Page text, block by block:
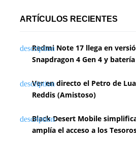
ARTÍCULOS RECIENTES
Redmi Note 17 llega en
Snapdragon 4 Gen 4 y
Ver en directo el Petro de
Reddis (Amistoso)
Black Desert Mobile
amplía el acceso a los